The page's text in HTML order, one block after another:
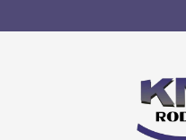
para